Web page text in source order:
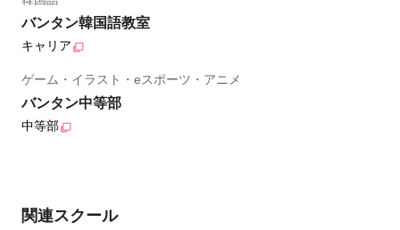
バンタン韓国語教室
キャリア
ゲーム・イラスト・eスポーツ・アニメ
バンタン中等部
中等部
関連スクール